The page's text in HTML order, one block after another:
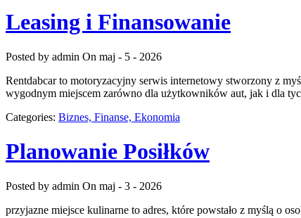
Leasing i Finansowanie
Posted by admin On maj - 5 - 2026
Rentdabcar to motoryzacyjny serwis internetowy stworzony z
wygodnym miejscem zarówno dla użytkowników aut, jak i dla
Categories: Biznes, Finanse, Ekonomia
Planowanie Posiłków
Posted by admin On maj - 3 - 2026
przyjazne miejsce kulinarne to adres, które powstało z myślą o